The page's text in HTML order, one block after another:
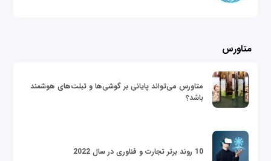
متاورس
متاورس می‌تواند پایانی بر گوشی‌ها و تبلت‌های هوشمند
باشد؟
10 روند برتر تجارت و فناوری در سال 2022